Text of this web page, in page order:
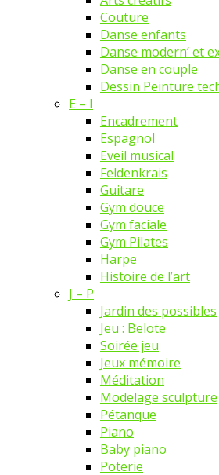
Couture
Danse enfants
Danse modern’ et
Danse en couple
Dessin Peinture
E – I
Encadrement
Espagnol
Eveil musical
Feldenkrais
Guitare
Gym douce
Gym faciale
Gym Pilates
Harpe
Histoire de l’art
J – P
Jardin des possibles
Jeu : Belote
Soirée jeu
Jeux mémoire
Méditation
Modelage sculpture
Pétanque
Piano
Baby piano
Poterie